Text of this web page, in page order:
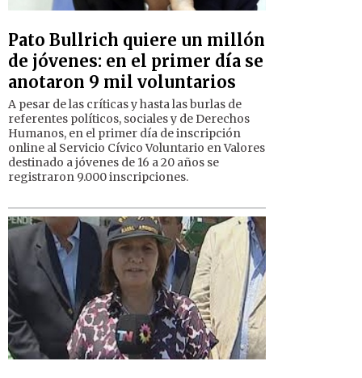
Pato Bullrich quiere un millón
de jóvenes: en el primer día se
anotaron 9 mil voluntarios
A pesar de las críticas y hasta las burlas de
referentes políticos, sociales y de Derechos
Humanos, en el primer día de inscripción
online al Servicio Cívico Voluntario en Valores
destinado a jóvenes de 16 a 20 años se
registraron 9.000 inscripciones.